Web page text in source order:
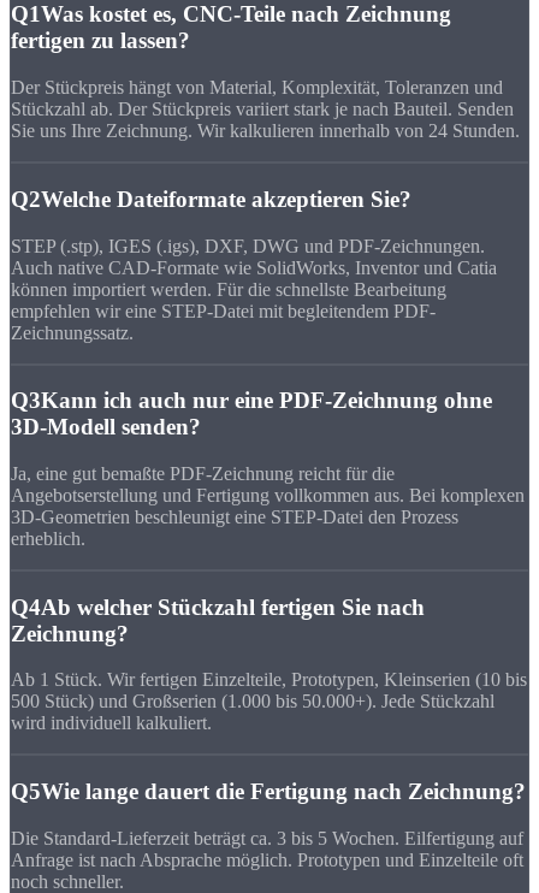
Q1Was kostet es, CNC-Teile nach Zeichnung
fertigen zu lassen?
Der Stückpreis hängt von Material, Komplexität, Toleranzen und
Stückzahl ab. Der Stückpreis variiert stark je nach Bauteil. Senden
Sie uns Ihre Zeichnung. Wir kalkulieren innerhalb von 24 Stunden.
Q2Welche Dateiformate akzeptieren Sie?
STEP (.stp), IGES (.igs), DXF, DWG und PDF-Zeichnungen.
Auch native CAD-Formate wie SolidWorks, Inventor und Catia
können importiert werden. Für die schnellste Bearbeitung
empfehlen wir eine STEP-Datei mit begleitendem PDF-
Zeichnungssatz.
Q3Kann ich auch nur eine PDF-Zeichnung ohne
3D-Modell senden?
Ja, eine gut bemaßte PDF-Zeichnung reicht für die
Angebotserstellung und Fertigung vollkommen aus. Bei komplexen
3D-Geometrien beschleunigt eine STEP-Datei den Prozess
erheblich.
Q4Ab welcher Stückzahl fertigen Sie nach
Zeichnung?
Ab 1 Stück. Wir fertigen Einzelteile, Prototypen, Kleinserien (10 bis
500 Stück) und Großserien (1.000 bis 50.000+). Jede Stückzahl
wird individuell kalkuliert.
Q5Wie lange dauert die Fertigung nach Zeichnung?
Die Standard-Lieferzeit beträgt ca. 3 bis 5 Wochen. Eilfertigung auf
Anfrage ist nach Absprache möglich. Prototypen und Einzelteile oft
noch schneller.